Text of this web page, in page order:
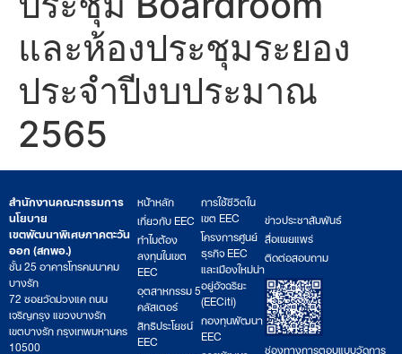
และห้องประชุมระยอง
ประจำปีงบประมาณ
2565
สำนักงานคณะกรรมการ
นโยบาย
เขตพัฒนาพิเศษภาคตะวัน
ออก (สกพอ.)
ชั้น 25 อาคารโทรคมนาคม
บางรัก
72 ซอยวัดม่วงแค ถนน
เจริญกรุง แขวงบางรัก
เขตบางรัก กรุงเทพมหานคร
10500
หน้าหลัก
เกี่ยวกับ EEC
ทำไมต้อง
ลงทุนในเขต
EEC
อุตสาหกรรม 5
คลัสเตอร์
สิทธิประโยชน์
EEC
การใช้ชีวิตใน
เขต EEC
โครงการศูนย์
ธุรกิจ EEC
และเมืองใหม่น่า
อยู่อัจฉริยะ
(EECiti)
กองทุนพัฒนา
EEC
ข่าวประชาสัมพันธ์
สื่อเผยแพร่
ติดต่อสอบถาม
ช่องทางการตอบแบบวัดการ